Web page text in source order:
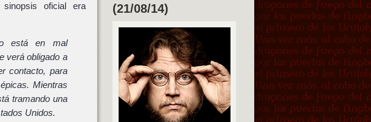
oficial era
está en mal
verá obligado a
contacto, para
Mientras
tramando una
Unidos.
(21/08/14)